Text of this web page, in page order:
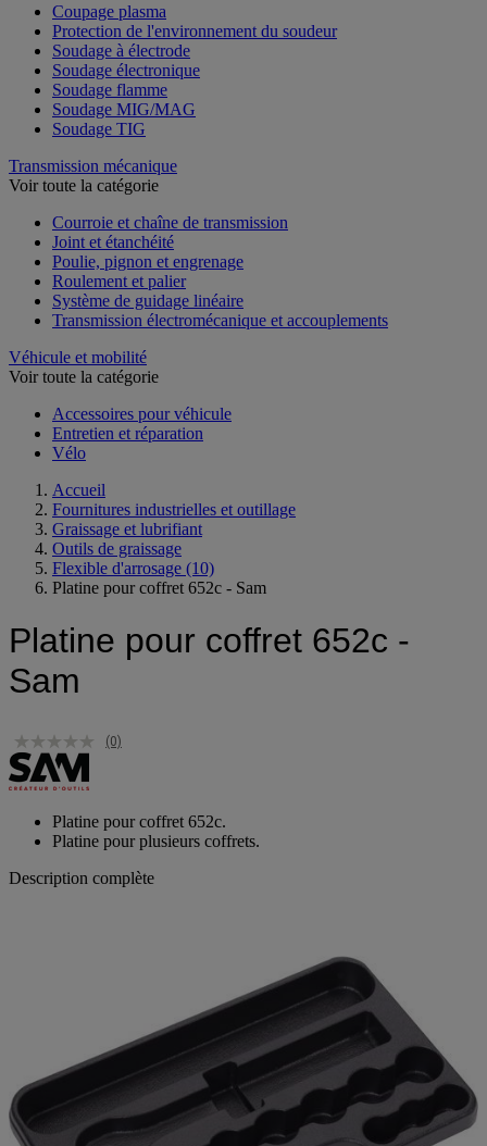
Coupage plasma
Protection de l'environnement du soudeur
Soudage à électrode
Soudage électronique
Soudage flamme
Soudage MIG/MAG
Soudage TIG
Transmission mécanique
Voir toute la catégorie
Courroie et chaîne de transmission
Joint et étanchéité
Poulie, pignon et engrenage
Roulement et palier
Système de guidage linéaire
Transmission électromécanique et accouplements
Véhicule et mobilité
Voir toute la catégorie
Accessoires pour véhicule
Entretien et réparation
Vélo
Accueil
Fournitures industrielles et outillage
Graissage et lubrifiant
Outils de graissage
Flexible d'arrosage (10)
Platine pour coffret 652c - Sam
Platine pour coffret 652c -
Sam
(0)
Platine pour coffret 652c.
Platine pour plusieurs coffrets.
Description complète